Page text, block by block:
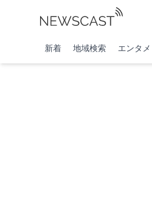
新着 地域検索 エンタメ